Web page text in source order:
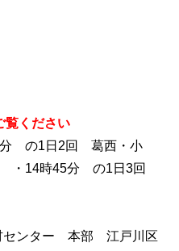
覧ください
分 の1日 2回 葛西・小
・14時45分 の1日3回
ンター 本部 江戸川区